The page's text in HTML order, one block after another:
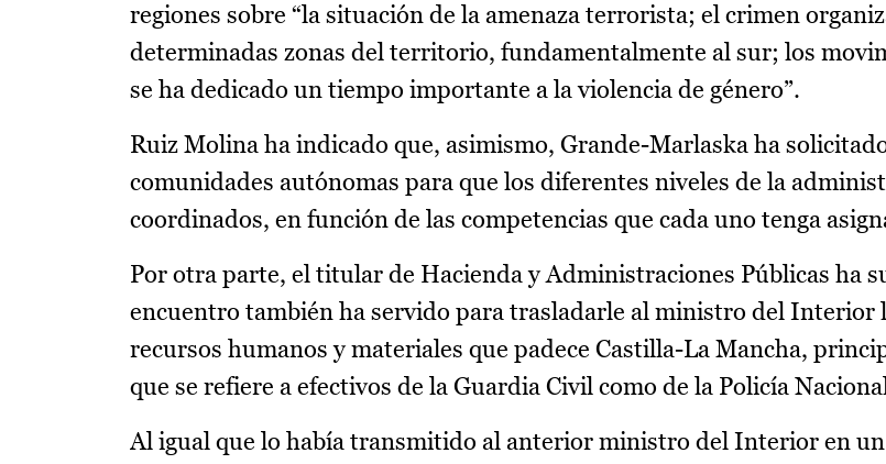
regiones sobre “la situación de la amenaza terrorista; el crimen
determinadas zonas del territorio, fundamentalmente al sur; los
se ha dedicado un tiempo importante a la violencia de género”.
Ruiz Molina ha indicado que, asimismo, Grande-Marlaska ha
comunidades autónomas para que los diferentes niveles de la
coordinados, en función de las competencias que cada uno tenga
Por otra parte, el titular de Hacienda y Administraciones Públicas ha
encuentro también ha servido para trasladarle al ministro del Interior
recursos humanos y materiales que padece Castilla-La Mancha,
que se refiere a efectivos de la Guardia Civil como de la Policía
Al igual que lo había transmitido al anterior ministro del Interior en